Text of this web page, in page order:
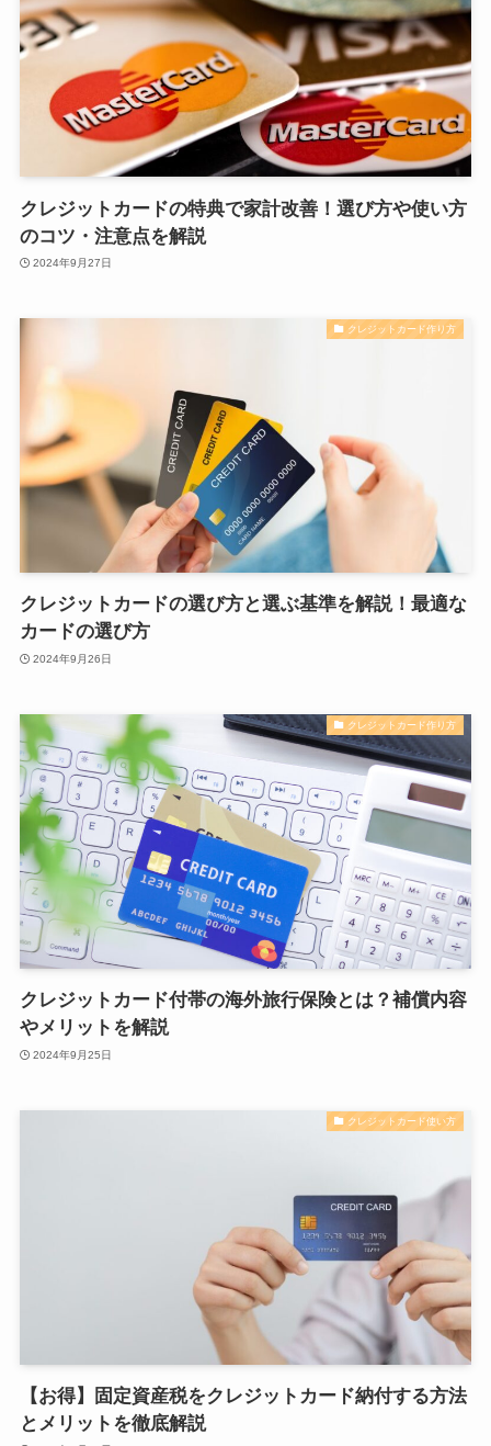
クレジットカードの特典で家計改善！選び方や使い方
のコツ・注意点を解説
2024年9月27日
クレジットカード作り方
クレジットカードの選び方と選ぶ基準を解説！最適な
カードの選び方
2024年9月26日
クレジットカード作り方
クレジットカード付帯の海外旅行保険とは？補償内容
やメリットを解説
2024年9月25日
クレジットカード使い方
【お得】固定資産税をクレジットカード納付する方法
とメリットを徹底解説